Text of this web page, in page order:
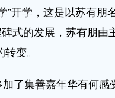
”开学，这是以苏有朋
式的发展，苏有朋由
变。
了集善嘉年华有何感